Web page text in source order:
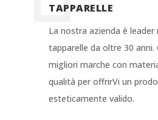
TAPPARELLE
La nostra azienda è
tapparelle da oltre 30 anni.
migliori marche con
qualità per offrirVi un
esteticamente valido.